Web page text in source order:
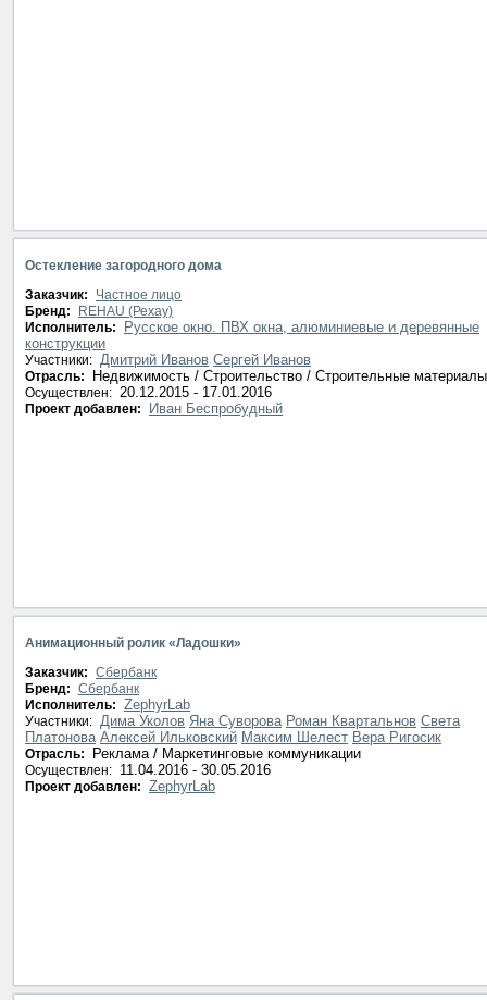
Остекление загородного дома
Заказчик:
Частное лицо
Бренд:
REHAU (Рехау)
Исполнитель:
Русское окно. ПВХ окна, алюминиевые и деревянные
конструкции
Участники: Дмитрий Иванов Сергей Иванов
Отрасль: Недвижимость / Строительство / Строительные материалы
Осуществлен: 20.12.2015 - 17.01.2016
Проект добавлен: Иван Беспробудный
Анимационный ролик «Ладошки»
Заказчик: Сбербанк
Бренд: Сбербанк
Исполнитель: ZephyrLab
Участники: Дима Уколов Яна Суворова Роман Квартальнов Света
Платонова Алексей Ильковский Максим Шелест Вера Ригосик
Отрасль: Реклама / Маркетинговые коммуникации
Осуществлен: 11.04.2016 - 30.05.2016
Проект добавлен: ZephyrLab